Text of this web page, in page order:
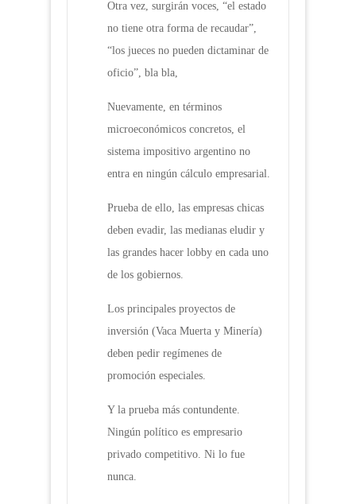
Otra vez, surgirán voces, “el estado
no tiene otra forma de recaudar”,
“los jueces no pueden dictaminar de
oficio”, bla bla,
Nuevamente, en términos
microeconómicos concretos, el
sistema impositivo argentino no
entra en ningún cálculo empresarial.
Prueba de ello, las empresas chicas
deben evadir, las medianas eludir y
las grandes hacer lobby en cada uno
de los gobiernos.
Los principales proyectos de
inversión (Vaca Muerta y Minería)
deben pedir regímenes de
promoción especiales.
Y la prueba más contundente.
Ningún político es empresario
privado competitivo. Ni lo fue
nunca.